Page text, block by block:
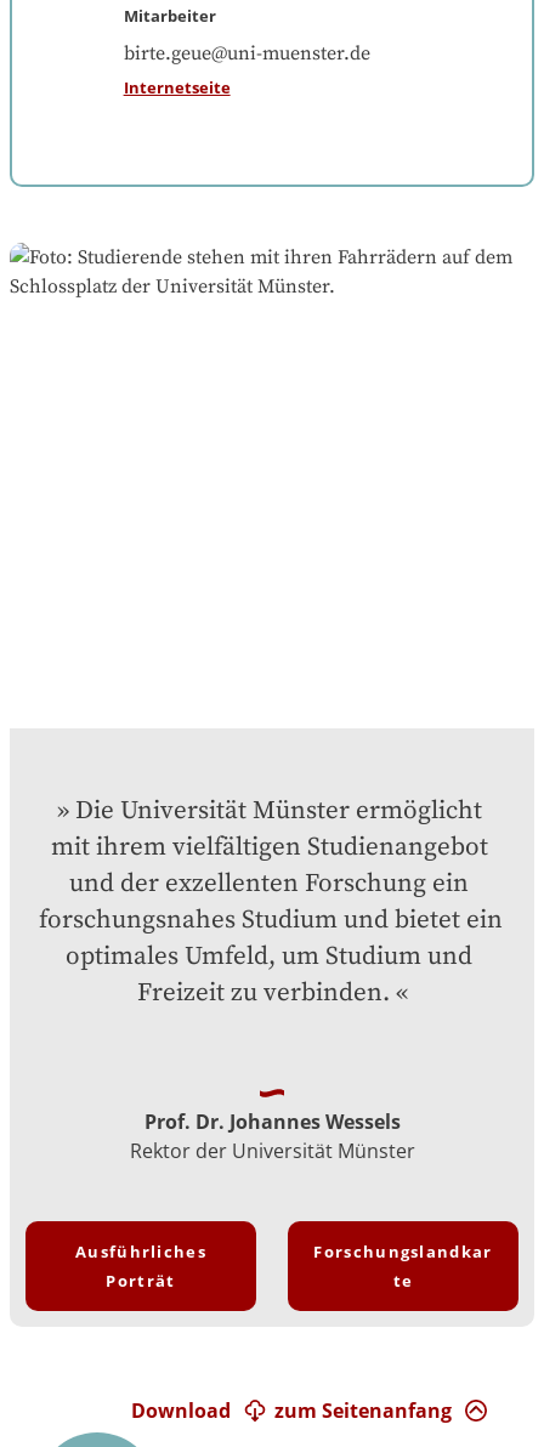
Mitarbeiter
birte.geue@uni-muenster.de
Internetseite
Die Universität Münster ermöglicht
mit ihrem vielfältigen Studienangebot
und der exzellenten Forschung ein
forschungsnahes Studium und bietet ein
optimales Umfeld, um Studium und
Freizeit zu verbinden.
Prof. Dr. Johannes Wessels
Rektor der Universität Münster
Ausführliches
Porträt
Forschungslandkar
te
zum Seitenanfang
Download